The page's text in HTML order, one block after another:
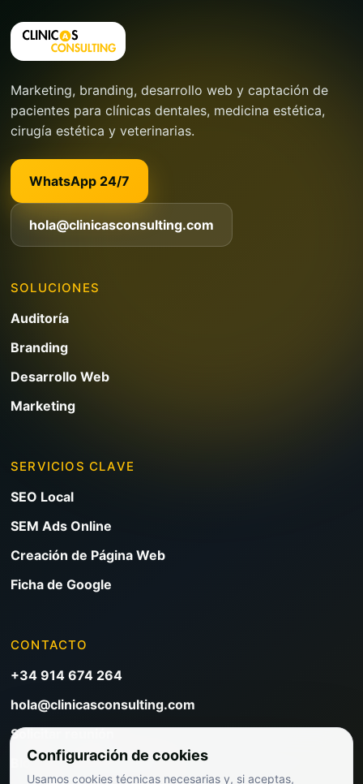
Marketing, branding, desarrollo web y captación de
pacientes para clínicas dentales, medicina estética,
cirugía estética y veterinarias.
WhatsApp 24/7
hola@clinicasconsulting.com
SOLUCIONES
Auditoría
Branding
Desarrollo Web
Marketing
SERVICIOS CLAVE
SEO Local
SEM Ads Online
Creación de Página Web
Ficha de Google
CONTACTO
+34 914 674 264
hola@clinicasconsulting.com
Solicitar reunión
Blog de marketing clínico
Configuración de cookies
Usamos cookies técnicas necesarias y, si aceptas,